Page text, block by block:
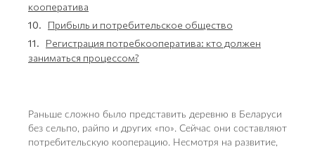
кооператива
10.
Прибыль и потребительское общество
11.
Регистрация потребкооператива: кто должен
заниматься процессом?
Раньше сложно было представить деревню в Беларуси
без сельпо, райпо и других «по». Сейчас они составляют
потребительскую кооперацию. Несмотря на развитие,